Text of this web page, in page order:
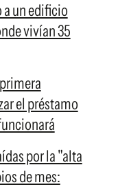
un edificio
vivían 35
el préstamo
por la "alta
de mes: